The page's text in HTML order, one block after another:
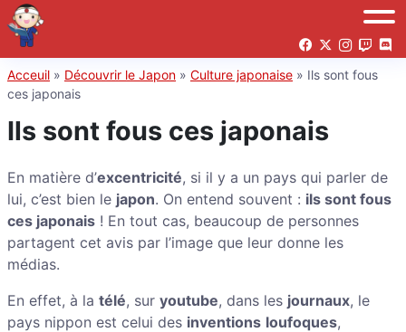
Acceuil » Découvrir le Japon » Culture japonaise » Ils sont fous
ces japonais
Ils sont fous ces japonais
En matière d’excentricité, si il y a un pays qui parler de
lui, c’est bien le japon. On entend souvent : ils sont fous
ces japonais ! En tout cas, beaucoup de personnes
partagent cet avis par l’image que leur donne les
médias.
En effet, à la télé, sur youtube, dans les journaux, le
pays nippon est celui des inventions loufoques,